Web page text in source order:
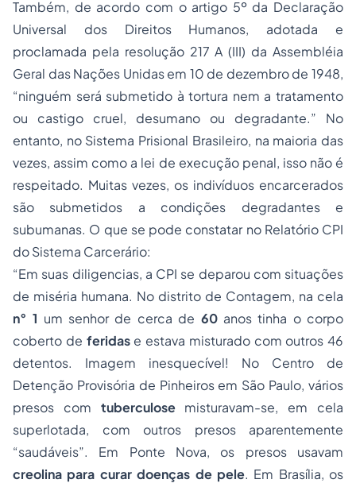
Também, de acordo com o artigo 5º da Declaração
Universal dos Direitos Humanos, adotada e
proclamada pela resolução 217 A (III) da Assembléia
Geral das Nações Unidas em 10 de dezembro de 1948,
“ninguém será submetido à tortura nem a tratamento
ou castigo cruel, desumano ou degradante.” No
entanto, no Sistema Prisional Brasileiro, na maioria das
vezes, assim como a lei de execução penal, isso não é
respeitado. Muitas vezes, os indivíduos encarcerados
são submetidos a condições degradantes e
subumanas. O que se pode constatar no Relatório CPI
do Sistema Carcerário:
“Em suas diligencias, a CPI se deparou com situações
de miséria humana. No distrito de Contagem, na cela
n° 1 um senhor de cerca de 60 anos tinha o corpo
coberto de feridas e estava misturado com outros 46
detentos. Imagem inesquecível! No Centro de
Detenção Provisória de Pinheiros em São Paulo, vários
presos com tuberculose misturavam-se, em cela
superlotada, com outros presos aparentemente
“saudáveis”. Em Ponte Nova, os presos usavam
creolina para curar doenças de pele. Em Brasília, os